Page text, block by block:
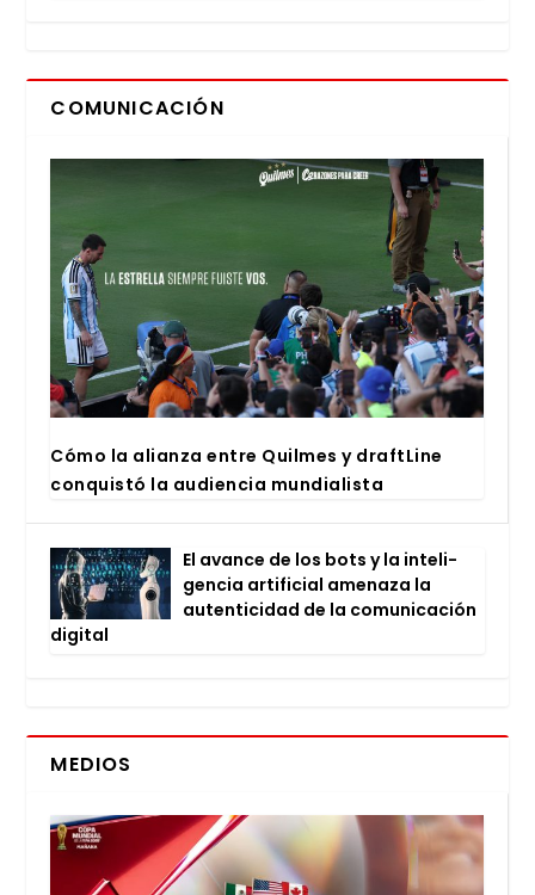
COMUNICACIÓN
Cómo la alian­za entre Quil­mes y draftLi­ne
con­quis­tó la audien­cia mun­dia­lis­ta
El avan­ce de los bots y la inte­li­
gen­cia arti­fi­cial ame­na­za la
auten­ti­ci­dad de la comu­ni­ca­ción
digi­tal
MEDIOS